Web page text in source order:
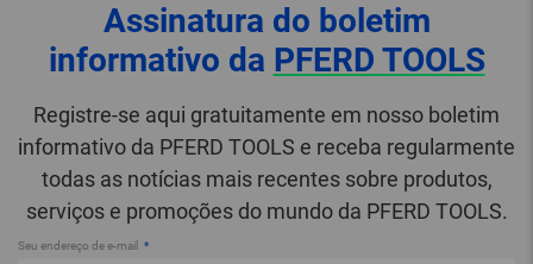
Assinatura do boletim
informativo da PFERD TOOLS
Registre-se aqui gratuitamente em nosso boletim
informativo da PFERD TOOLS e receba regularmente
todas as notícias mais recentes sobre produtos,
serviços e promoções do mundo da PFERD TOOLS.
Seu endereço de e-mail